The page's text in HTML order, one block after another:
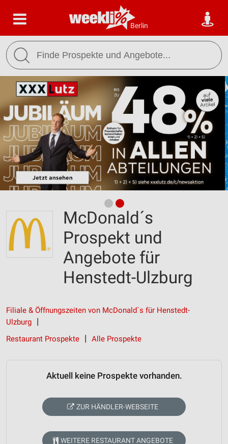
Berlin
McDonald´s
Prospekt und
Angebote für
Henstedt-Ulzburg
Filiale & Öffnungszeiten von McDonald´s für Henstedt-
Ulzburg
Restaurant Prospekte
Alle Prospekte
Aktuell keine Prospekte vorhanden.
ZUR HÄNDLER-WEBSEITE
WEITERE RESTAURANT ANGEBOTE